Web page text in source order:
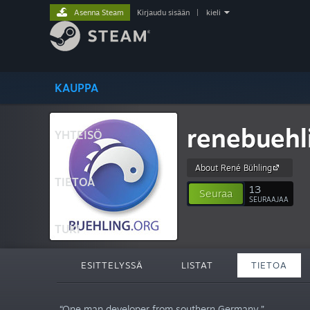
KAUPPA
YHTEISÖ
TIETOA
TUKI
Asenna Steam Kirjaudu sisään kieli
About René Bühling
Seuraa 13
SEURAAJAA
ESITTELYSSÄ LISTAT TIETOA